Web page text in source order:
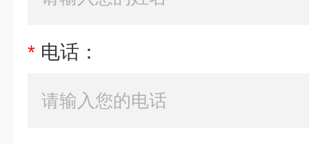
* 电话：